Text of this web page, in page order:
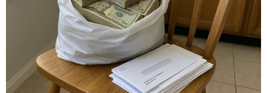
TIN LIÊN QUAN